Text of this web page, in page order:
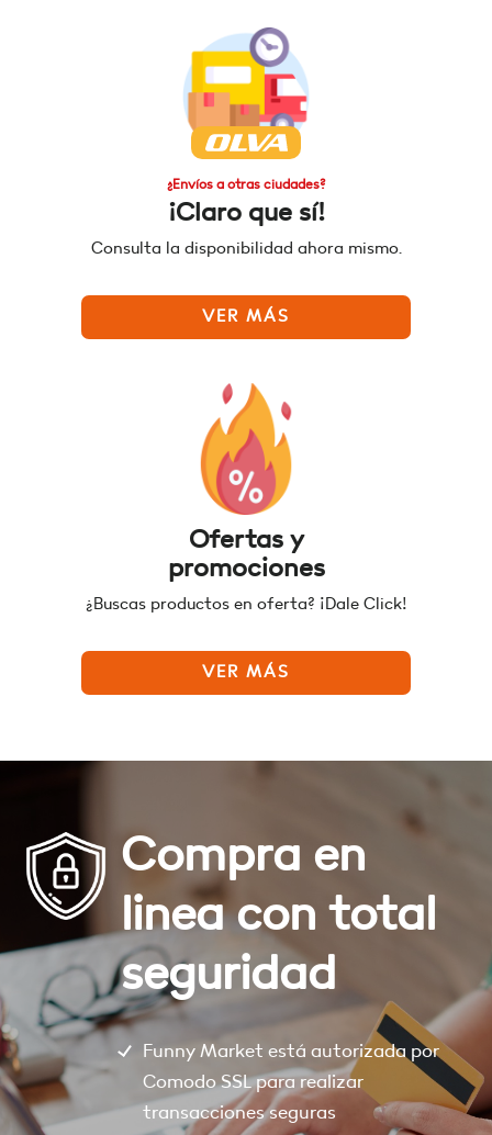
¿Envíos a otras ciudades?
¡Claro que sí!
Consulta la disponibilidad ahora mismo.
VER MÁS
Ofertas y
promociones
¿Buscas productos en oferta? ¡Dale Click!
VER MÁS
Compra en
linea con total
seguridad
Funny Market está autorizada por
Comodo SSL para realizar
transacciones seguras